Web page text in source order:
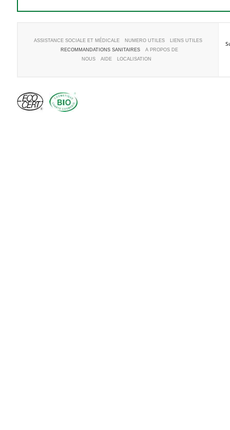
ASSISTANCE SOCIALE ET MÉDICALE NUMERO UTILES
LIENS UTILES
RECOMMANDATIONS SANITAIRES
A PROPOS DE
NOUS
AIDE LOCALISATION